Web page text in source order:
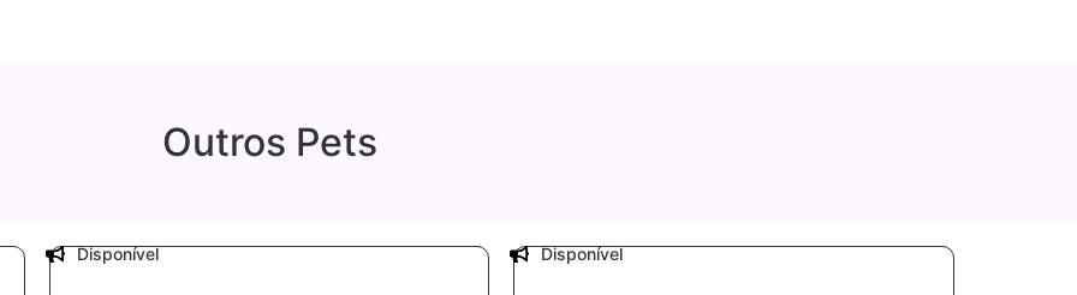
Outros Pets
Disponível Disponível